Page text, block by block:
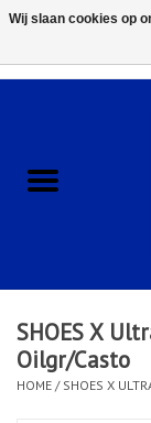
ACCESSOIRES/
KLEDING
CLUBSHOPS
SHOES X
Oilgr/Casto
HOME / SHOES X
Wij slaan cookies op